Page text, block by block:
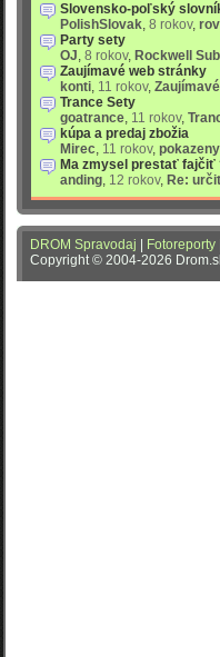
Slovensko-poľský
PolishSlovak, 8 rokov,
Party sety
OJ, 8 rokov, Rockwell
Zaujímavé web stránky
konti, 11 rokov,
Trance Sety
goatrance, 11 rokov,
kúpa a predaj zbožia
Mirec, 11 rokov,
Ma zmysel prestať fajčiť
anding, 12 rokov, Re:
DROM Spravodaj Fotoreporty
Copyright © 2004-2026